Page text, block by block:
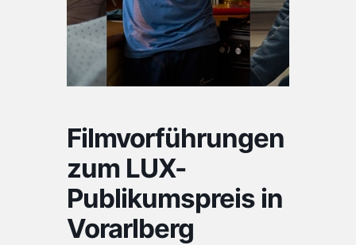
Filmvorführungen
zum LUX-
Publikumspreis in
Vorarlberg